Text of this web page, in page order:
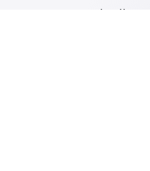
المدارس